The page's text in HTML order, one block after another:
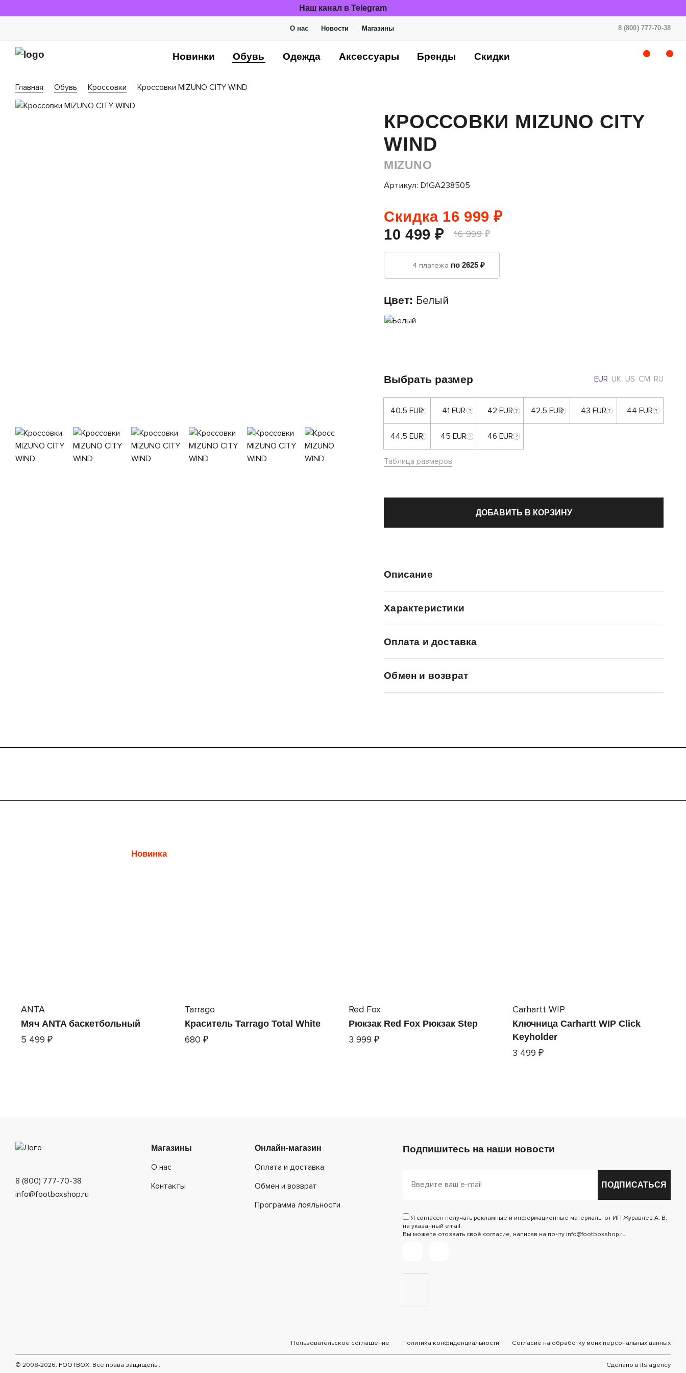
Наш канал в Telegram
О нас Новости Магазины 8 (800) 777-70-38
Новинки Обувь Одежда Аксессуары Бренды Скидки
Главная Обувь Кроссовки Кроссовки MIZUNO CITY WIND
КРОССОВКИ MIZUNO CITY
WIND
MIZUNO
Артикул: D1GA238505
Скидка 16 999 ₽
10 499 ₽
16 999 ₽
4 платежа по 2625 ₽
Цвет: Белый
Выбрать размер EUR UK US CM RU
40.5 EUR 41 EUR 42 EUR 42.5 EUR 43 EUR 44 EUR
44.5 EUR 45 EUR 46 EUR
Таблица размеров
ДОБАВИТЬ В КОРЗИНУ
Описание
Характеристики
Оплата и доставка
Обмен и возврат
Новинка
ANTA
Мяч ANTA баскетбольный
5 499 ₽
Tarrago
Краситель Tarrago Total White
680 ₽
Red Fox
Рюкзак Red Fox Рюкзак Step
3 999 ₽
Carhartt WIP
Ключница Carhartt WIP Click
Keyholder
3 499 ₽
8 (800) 777-70-38
info@footboxshop.ru
Магазины
О нас
Контакты
Онлайн-магазин
Оплата и доставка
Обмен и возврат
Программа лояльности
Подпишитесь на наши новости
ПОДПИСАТЬСЯ
Я согласен получать рекламные и информационные материалы от ИП Журавлев А. В.
на указанный email.
Вы можете отозвать своё согласие, написав на почту info@footboxshop.ru
Пользовательское соглашение Политика конфиденциальности Согласие на обработку моих персональных данных
© 2008-2026. FOOTBOX. Все права защищены. Сделано в its.agency